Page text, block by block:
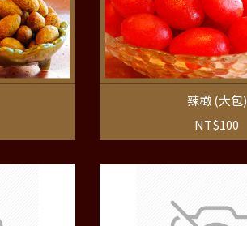
辣橄 (大包)
NT$100